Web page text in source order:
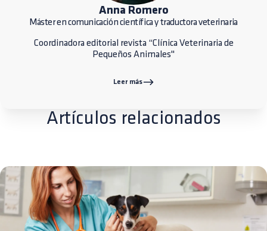
Anna Romero
Máster en comunicación científica y traductora veterinaria
Coordinadora editorial revista “Clínica Veterinaria de
Pequeños Animales"
Leer más
Artículos relacionados